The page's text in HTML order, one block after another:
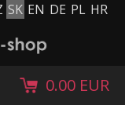
SK EN DE PL HR
0.00 EUR